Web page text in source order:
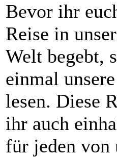
Bevor ihr
Reise in
Welt begebt,
einmal
lesen. Diese
ihr auch
für jeden von